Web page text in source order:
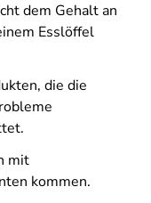
dem Gehalt an
Esslöffel
die die
mit
kommen.